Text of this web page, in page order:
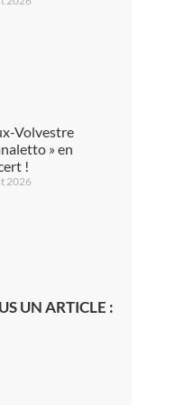
Volvestre
» en
!
2026
UN ARTICLE :